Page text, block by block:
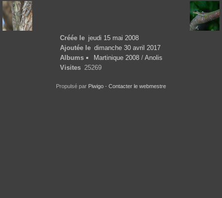
Créée le jeudi 15 mai 2008
Ajoutée le dimanche 30 avril 2017
Albums
Martinique 2008/ Anolis
Visites 25269
Propulsé par Piwigo - Contacter le webmestre